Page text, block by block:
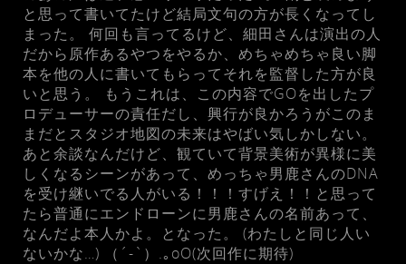
と思って書いてたけど結局文句の方が長くなってし
まった。 何回も言ってるけど、細田さんは演出の人
だから原作あるやつをやるか、めちゃめちゃ良い脚
本を他の人に書いてもらってそれを監督した方が良
いと思う。 もうこれは、この内容でGOを出したプ
ロデューサーの責任だし、興行が良かろうがこのま
まだとスタジオ地図の未来はやばい気しかしない。
あと余談なんだけど、観ていて背景美術が異様に美
しくなるシーンがあって、めっちゃ男鹿さんのDNA
を受け継いでる人がいる！！！すげえ！！と思って
たら普通にエンドローンに男鹿さんの名前あって、
なんだよ本人かよ。となった。 (わたしと同じ人い
ないかな…) （´-`）.｡oO(次回作に期待)